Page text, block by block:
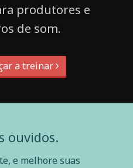
produtores e
de som.
a treinar
ouvidos.
e melhore suas